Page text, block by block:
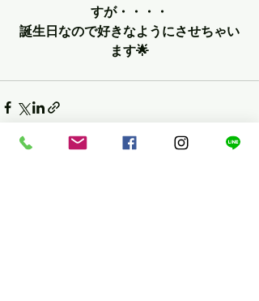
すが・・・・
誕生日なので好きなようにさせちゃい
ます🌟